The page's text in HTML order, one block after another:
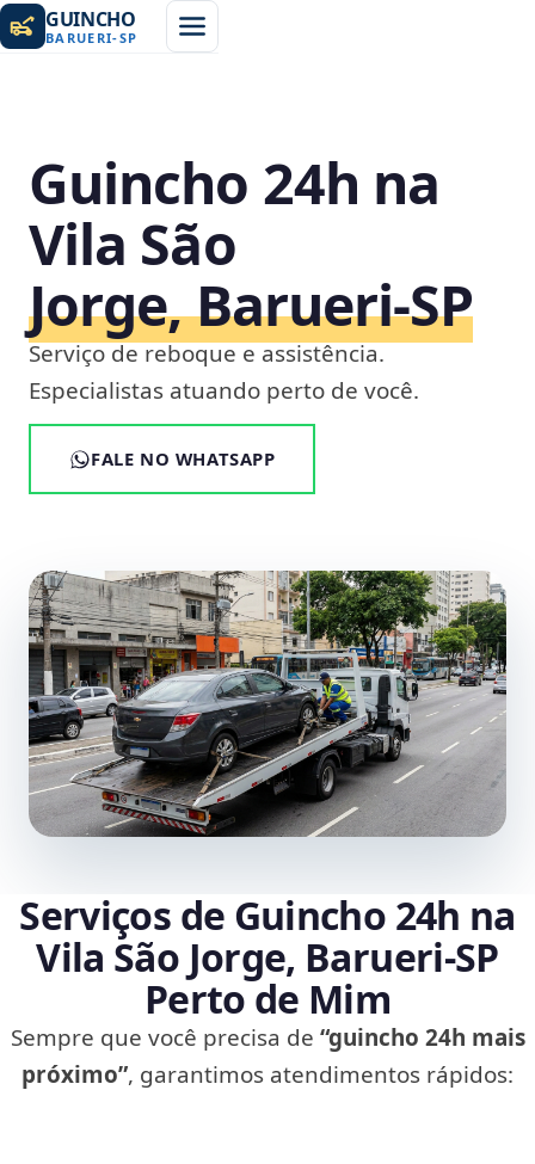
GUINCHO
BARUERI-SP
Guincho 24h na
Vila São
Jorge, Barueri‑SP
Serviço de reboque e assistência.
Especialistas atuando perto de você.
FALE NO WHATSAPP
Serviços de Guincho 24h na
Vila São Jorge, Barueri‑SP
Perto de Mim
Sempre que você precisa de “guincho 24h mais
próximo”, garantimos atendimentos rápidos: